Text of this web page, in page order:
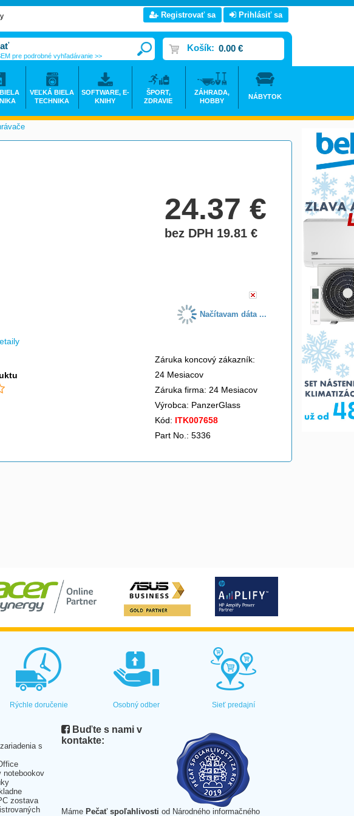
24.37€
bez DPH 19.81€
Načítavam dáta ...
Záruka koncový zákazník:
24 Mesiacov
Záruka firma: 24 Mesiacov
Výrobca: PanzerGlass
Kód: ITK007658
Part No.: 5336
Registrovať sa Prihlásiť sa
Košík: 0.00 €
pre podrobné vyhľadávanie >>
VEĽKÁ BIELA
TECHNIKA
SOFTWARE, E-
KNIHY
ŠPORT,
ZDRAVIE
ZÁHRADA,
HOBBY
NÁBYTOK
Rýchle doručenie Osobný odber Sieť predajní
s
notebookov
zostava
Buďte s nami v
kontakte:
Máme Pečať spoľahlivosti od Národného informačného